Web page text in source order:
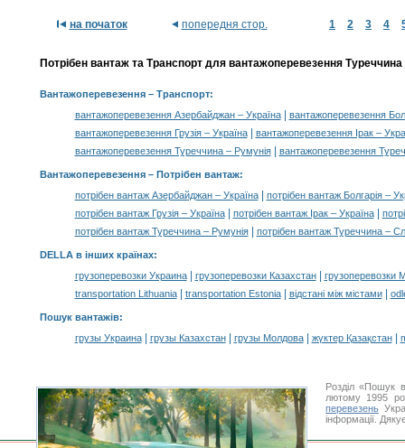
на початок попередня стор. 1 2 3 4
Потрібен вантаж та Транспорт для вантажоперевезення Туреччина
Вантажоперевезення– Транспорт:
вантажоперевезення Азербайджан – Україна|
вантажоперевезення
вантажоперевезення Грузія – Україна|
вантажоперевезення Ірак –
вантажоперевезення Туреччина – Румунія| вантажоперевезення
Вантажоперевезення – Потрібен вантаж:
потрібен вантаж Азербайджан – Україна|
потрібен вантаж Болгарія –
потрібен вантаж Грузія – Україна| потрібен вантаж Ірак – Україна|
потрібен вантаж Туреччина – Румунія| потрібен вантаж Туреччина –
DELLA в інших країнах:
грузоперевозки Украина| грузоперевозки Казахстан|
грузоперевозки
transportation Lithuania| transportation Estonia| відстані між містами|
Пошук вантажів:
грузы Украина| грузы Казахстан| грузы Молдова| жүктер Қазақстан|
Розділ «Пошук
лютому 1995
перевезень
інформації.